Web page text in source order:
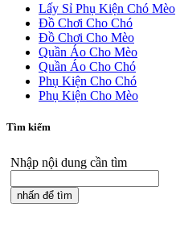
Lấy Sỉ Phụ Kiện Chó Mèo
Đồ Chơi Cho Chó
Đồ Chơi Cho Mèo
Quần Áo Cho Mèo
Quần Áo Cho Chó
Phụ Kiện Cho Chó
Phụ Kiện Cho Mèo
Tìm kiếm
Nhập nội dung cần tìm